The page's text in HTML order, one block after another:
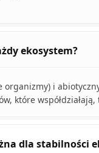
ekosystem?
organizmy) i
które
dla stabilności